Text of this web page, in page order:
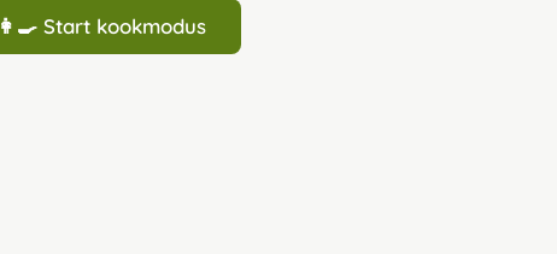
👩‍🍳 Start kookmodus